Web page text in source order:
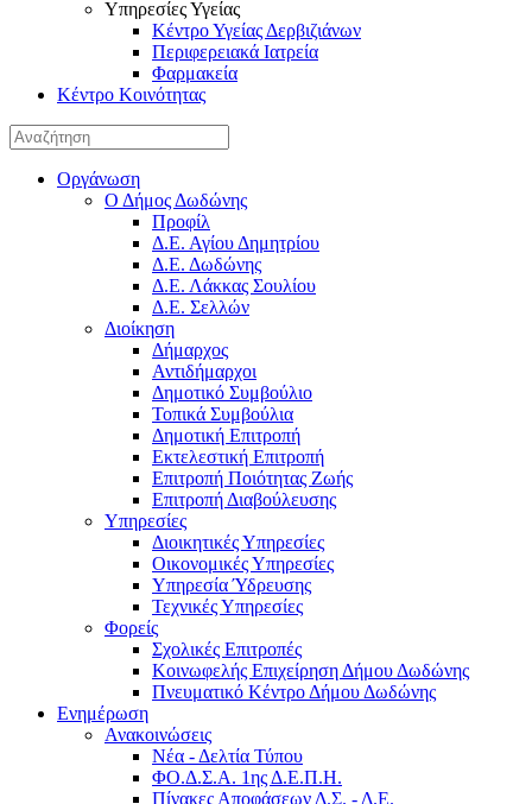
Υπηρεσίες Υγείας
Κέντρο Υγείας Δερβιζιάνων
Περιφερειακά Ιατρεία
Φαρμακεία
Κέντρο Κοινότητας
Οργάνωση
Ο Δήμος Δωδώνης
Προφίλ
Δ.Ε. Αγίου Δημητρίου
Δ.Ε. Δωδώνης
Δ.Ε. Λάκκας Σουλίου
Δ.Ε. Σελλών
Διοίκηση
Δήμαρχος
Αντιδήμαρχοι
Δημοτικό Συμβούλιο
Τοπικά Συμβούλια
Δημοτική Επιτροπή
Εκτελεστική Επιτροπή
Επιτροπή Ποιότητας Ζωής
Επιτροπή Διαβούλευσης
Υπηρεσίες
Διοικητικές Υπηρεσίες
Οικονομικές Υπηρεσίες
Υπηρεσία Ύδρευσης
Τεχνικές Υπηρεσίες
Φορείς
Σχολικές Επιτροπές
Κοινωφελής Επιχείρηση Δήμου Δωδώνης
Πνευματικό Κέντρο Δήμου Δωδώνης
Ενημέρωση
Ανακοινώσεις
Νέα - Δελτία Τύπου
ΦΟ.Δ.Σ.Α. 1ης Δ.Ε.Π.Η.
Πίνακες Αποφάσεων Δ.Σ. - Δ.Ε.